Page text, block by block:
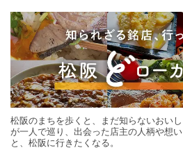
松阪のまちを歩くと、まだ知らないおい
が一人で巡り、出会った店主の人柄や想
と、松阪に行きたくなる。